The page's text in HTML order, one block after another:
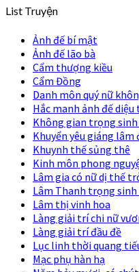
List Truyện
Ảnh đế bí mật
Ảnh đế lão bà
Cẩm thượng kiều
Cẩm Đồng
Danh môn quý nữ
Hắc manh ảnh đế
Không gian trọng
Khuyển yêu giáng lâm
Khuynh thế sủng thê
Kinh môn phong
Lâm gia có nữ dị thế
Lâm Thanh trọng sinh
Lâm thị vinh hoa
Làng giải trí chi nữ
Làng giải trí đầu đề
Lục linh thời quang
Mạc phụ hàn hạ